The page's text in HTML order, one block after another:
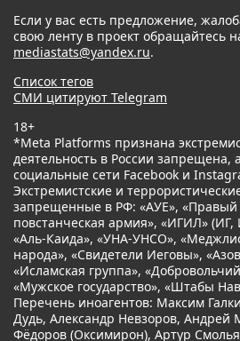
Если у вас есть предложение,
свою ленту в проект обращайтесь
mediastats@yandex.ru.
Список тегов
СМИ цитируют Telegram
18+
*Meta Platforms признана
деятельность в России
социальные сети Facebook и
Экстремистские и
запрещенные в РФ: «АУЕ», «Правый
повстанческая армия», «ИГИЛ» (ИГ,
«Аль-Каида», «УНА-УНСО»,
народа», «Свидетели Иеговы»,
«Исламская группа»,
«Мужское государство», «Штабы
Перечень иноагентов: Максим
Дудь, Александр Невзоров,
Фёдоров (Оксимирон), Артур